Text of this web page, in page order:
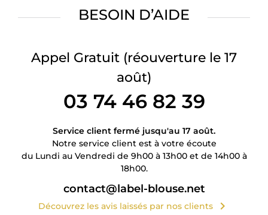
BESOIN D’AIDE
Appel Gratuit (réouverture le 17
août)
03 74 46 82 39
Service client fermé jusqu'au 17 août.
Notre service client est à votre écoute
du Lundi au Vendredi de 9h00 à 13h00 et de 14h00 à
18h00.
contact@label-blouse.net
Découvrez les avis laissés par nos clients chevron_right